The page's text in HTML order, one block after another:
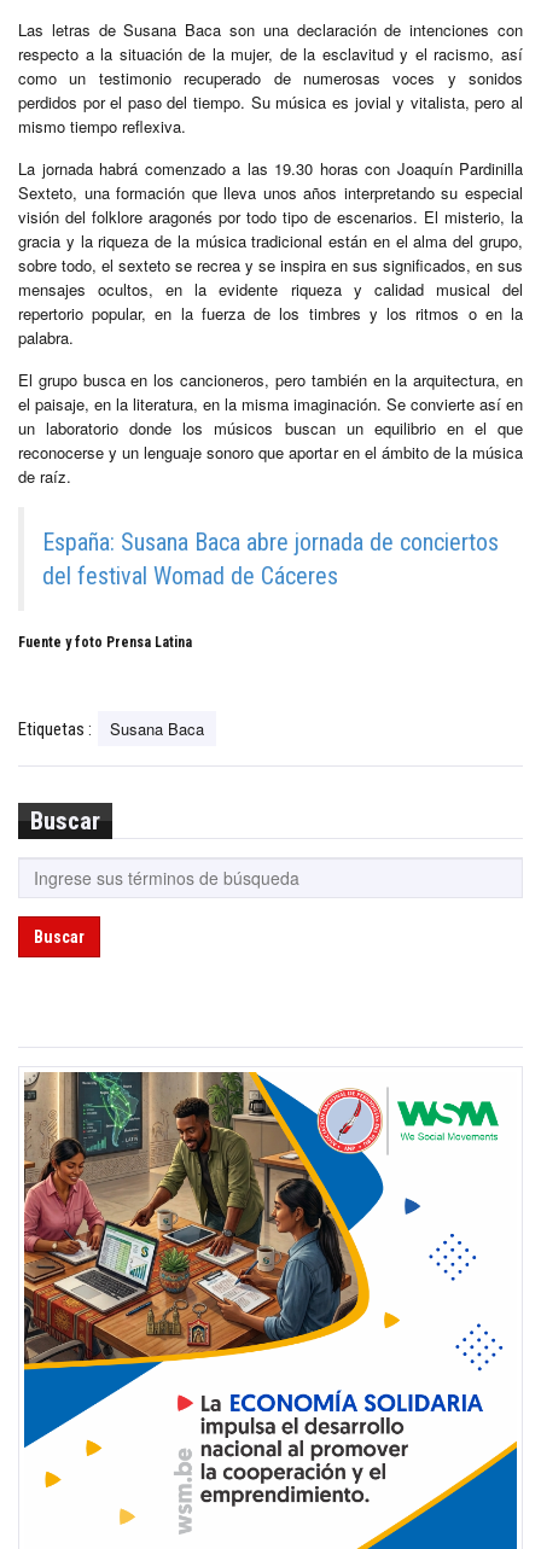
Las letras de Susana Baca son una declaración de intenciones con
respecto a la situación de la mujer, de la esclavitud y el racismo, así
como un testimonio recuperado de numerosas voces y sonidos
perdidos por el paso del tiempo. Su música es jovial y vitalista, pero al
mismo tiempo reflexiva.
La jornada habrá comenzado a las 19.30 horas con Joaquín Pardinilla
Sexteto, una formación que lleva unos años interpretando su especial
visión del folklore aragonés por todo tipo de escenarios. El misterio, la
gracia y la riqueza de la música tradicional están en el alma del grupo,
sobre todo, el sexteto se recrea y se inspira en sus significados, en sus
mensajes ocultos, en la evidente riqueza y calidad musical del
repertorio popular, en la fuerza de los timbres y los ritmos o en la
palabra.
El grupo busca en los cancioneros, pero también en la arquitectura, en
el paisaje, en la literatura, en la misma imaginación. Se convierte así en
un laboratorio donde los músicos buscan un equilibrio en el que
reconocerse y un lenguaje sonoro que aportar en el ámbito de la música
de raíz.
España: Susana Baca abre jornada de conciertos
del festival Womad de Cáceres
Fuente y foto Prensa Latina
Etiquetas : Susana Baca
Buscar
Buscar